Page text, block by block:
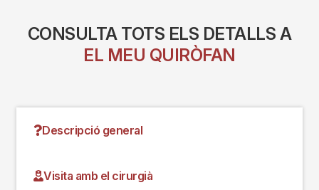
CONSULTA TOTS ELS DETALLS A
EL MEU QUIRÒFAN
Descripció general
Visita amb el cirurgià